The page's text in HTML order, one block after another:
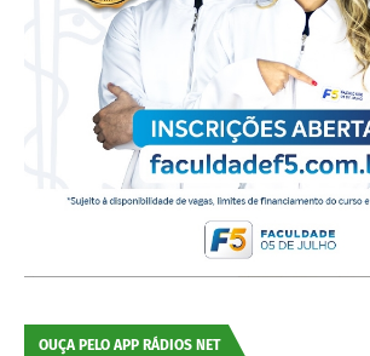
OUÇA PELO APP RÁDIOS NET